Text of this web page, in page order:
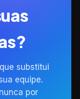
substitui
equipe.
por